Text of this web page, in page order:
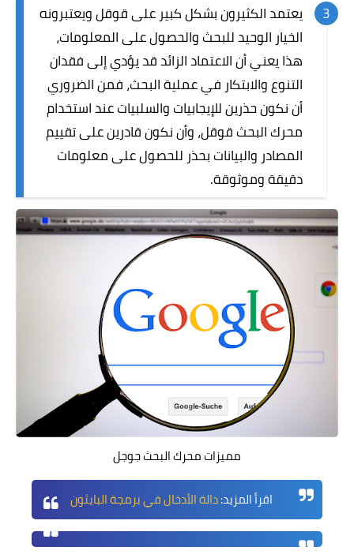
يعتمد الكثيرون بشكل كبير على قوقل ويعتبرونه
الخيار الوحيد للبحث والحصول على المعلومات،
هذا يعني أن الاعتماد الزائد قد يؤدي إلى فقدان
التنوع والابتكار في عملية البحث، فمن الضروري
أن نكون حذرين للإيجابيات والسلبيات عند استخدام
محرك البحث قوقل، وأن نكون قادرين على تقييم
المصادر والبيانات بحذر للحصول على معلومات
دقيقة وموثوقة.
مميزات محرك البحث جوجل
اقرأ المزيد:دالة الأدخال في برمجة البايثون